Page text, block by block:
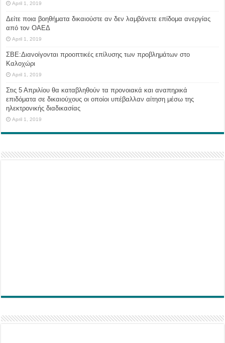
April 1, 2019
Δείτε ποια βοηθήματα δικαιούστε αν δεν λαμβάνετε επίδομα ανεργίας
από τον ΟΑΕΔ
April 1, 2019
ΣΒΕ:Διανοίγονται προοπτικές επίλυσης των προβλημάτων στο
Καλοχώρι
April 1, 2019
Στις 5 Απριλίου θα καταβληθούν τα προνοιακά και αναπηρικά
επιδόματα σε δικαιούχους οι οποίοι υπέβαλλαν αίτηση μέσω της
ηλεκτρονικής διαδικασίας
April 1, 2019